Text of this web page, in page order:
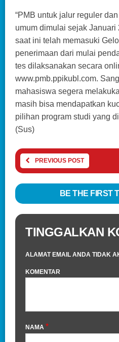
“PMB untuk jalur reguler
umum dimulai sejak
saat ini telah memasuki
penerimaan dari mulai
tes dilaksanakan secara
www.pmb.ppikubl.com.
mahasiswa segera
masih bisa mendapatkan
pilihan program studi yang
(Sus)
PREVIOUS POST
BE THE FIRST
TINGGALKAN
ALAMAT EMAIL ANDA TIDAK
KOMENTAR
NAMA *